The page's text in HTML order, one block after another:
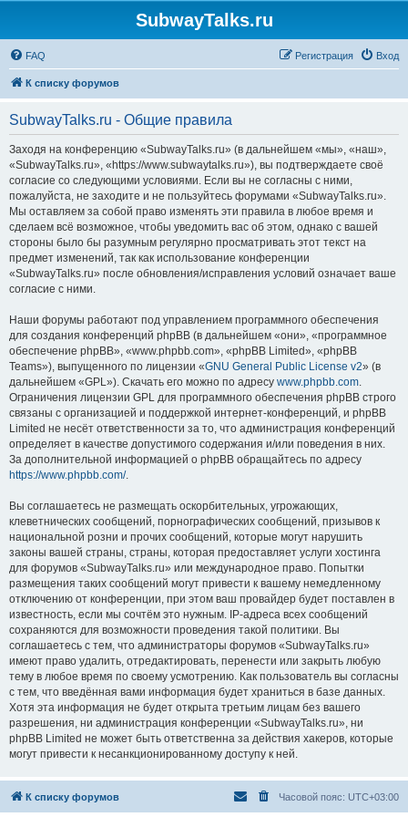
SubwayTalks.ru
FAQ Вход
Регистрация
К списку форумов
SubwayTalks.ru - Общие правила
Заходя на конференцию «SubwayTalks.ru» (в дальнейшем «мы», «наш»,
«SubwayTalks.ru», «https://www.subwaytalks.ru»), вы подтверждаете своё
согласие со следующими условиями. Если вы не согласны с ними,
пожалуйста, не заходите и не пользуйтесь форумами «SubwayTalks.ru».
Мы оставляем за собой право изменять эти правила в любое время и
сделаем всё возможное, чтобы уведомить вас об этом, однако с вашей
стороны было бы разумным регулярно просматривать этот текст на
предмет изменений, так как использование конференции
«SubwayTalks.ru» после обновления/исправления условий означает ваше
согласие с ними.
Наши форумы работают под управлением программного обеспечения
для создания конференций phpBB (в дальнейшем «они», «программное
обеспечение phpBB», «www.phpbb.com», «phpBB Limited», «phpBB
Teams»), выпущенного по лицензии «GNU General Public License v2» (в
дальнейшем «GPL»). Скачать его можно по адресу www.phpbb.com.
Ограничения лицензии GPL для программного обеспечения phpBB строго
связаны с организацией и поддержкой интернет-конференций, и phpBB
Limited не несёт ответственности за то, что администрация конференций
определяет в качестве допустимого содержания и/или поведения в них.
За дополнительной информацией о phpBB обращайтесь по адресу
https://www.phpbb.com/.
Вы соглашаетесь не размещать оскорбительных, угрожающих,
клеветнических сообщений, порнографических сообщений, призывов к
национальной розни и прочих сообщений, которые могут нарушить
законы вашей страны, страны, которая предоставляет услуги хостинга
для форумов «SubwayTalks.ru» или международное право. Попытки
размещения таких сообщений могут привести к вашему немедленному
отключению от конференции, при этом ваш провайдер будет поставлен в
известность, если мы сочтём это нужным. IP-адреса всех сообщений
сохраняются для возможности проведения такой политики. Вы
соглашаетесь с тем, что администраторы форумов «SubwayTalks.ru»
имеют право удалить, отредактировать, перенести или закрыть любую
тему в любое время по своему усмотрению. Как пользователь вы согласны
с тем, что введённая вами информация будет храниться в базе данных.
Хотя эта информация не будет открыта третьим лицам без вашего
разрешения, ни администрация конференции «SubwayTalks.ru», ни
phpBB Limited не может быть ответственна за действия хакеров, которые
могут привести к несанкционированному доступу к ней.
К списку форумов Часовой пояс: UTC+03:00